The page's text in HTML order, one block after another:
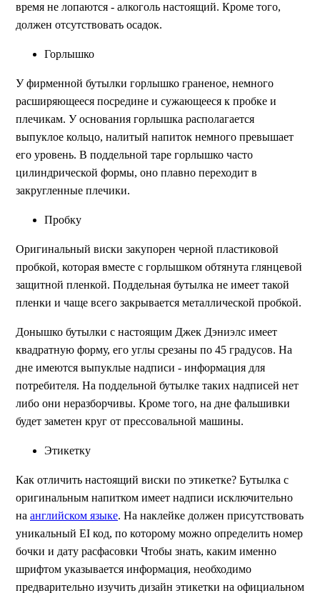
время не лопаются - алкоголь настоящий. Кроме того,
должен отсутствовать осадок.
Горлышко
У фирменной бутылки горлышко граненое, немного
расширяющееся посредине и сужающееся к пробке и
плечикам. У основания горлышка располагается
выпуклое кольцо, налитый напиток немного превышает
его уровень. В поддельной таре горлышко часто
цилиндрической формы, оно плавно переходит в
закругленные плечики.
Пробку
Оригинальный виски закупорен черной пластиковой
пробкой, которая вместе с горлышком обтянута глянцевой
защитной пленкой. Поддельная бутылка не имеет такой
пленки и чаще всего закрывается металлической пробкой.
Донышко бутылки с настоящим Джек Дэниэлс имеет
квадратную форму, его углы срезаны по 45 градусов. На
дне имеются выпуклые надписи - информация для
потребителя. На поддельной бутылке таких надписей нет
либо они неразборчивы. Кроме того, на дне фальшивки
будет заметен круг от прессовальной машины.
Этикетку
Как отличить настоящий виски по этикетке? Бутылка с
оригинальным напитком имеет надписи исключительно
на английском языке. На наклейке должен присутствовать
уникальный EI код, по которому можно определить номер
бочки и дату расфасовки Чтобы знать, каким именно
шрифтом указывается информация, необходимо
предварительно изучить дизайн этикетки на официальном